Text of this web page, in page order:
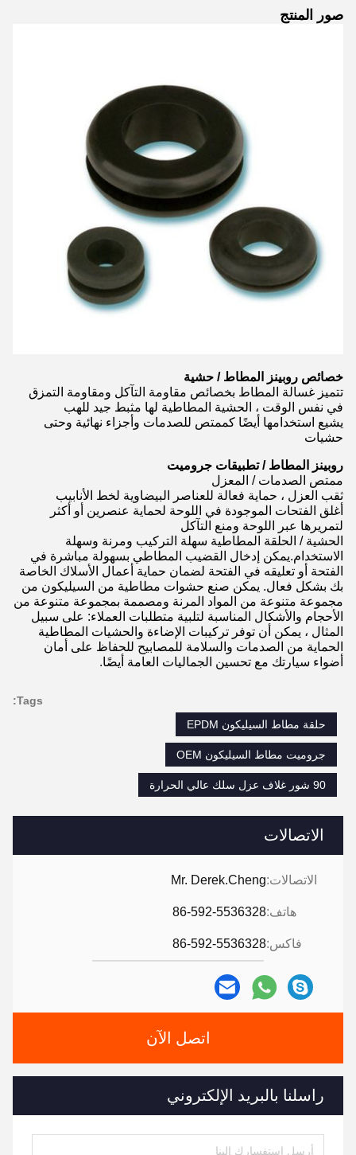
الاتصالات
الاتصالات:Mr. Derek.Cheng
هاتف:86-592-5536328
فاكس:86-592-5536328
اتصل الآن
راسلنا بالبريد الإلكتروني
صور المنتج
خصائص روبينز المطاط / حشية
تتميز غسالة المطاط بخصائص مقاومة التآكل ومقاومة التمزق
في نفس الوقت ، الحشية المطاطية لها مثبط جيد للهب
يشيع استخدامها أيضًا كممتص للصدمات وأجزاء نهائية وحتى
حشيات
روبينز المطاط / تطبيقات جروميت
ممتص الصدمات / المعزل
ثقب العزل ، حماية فعالة للعناصر البيضاوية لخط الأنابيب
أغلق الفتحات الموجودة في اللوحة لحماية عنصرين أو أكثر
لتمريرها عبر اللوحة ومنع التآكل
الحشية / الحلقة المطاطية سهلة التركيب ومرنة وسهلة
الاستخدام.يمكن إدخال القضيب المطاطي بسهولة مباشرة في
الفتحة أو تعليقه في الفتحة لضمان حماية أعمال الأسلاك الخاصة
بك بشكل فعال. يمكن صنع حشوات مطاطية من السيليكون من
مجموعة متنوعة من المواد المرنة ومصممة بمجموعة متنوعة من
الأحجام والأشكال المناسبة لتلبية متطلبات العملاء: على سبيل
المثال ، يمكن أن توفر تركيبات الإضاءة والحشيات المطاطية
الحماية من الصدمات والسلامة للمصابيح للحفاظ على أمان
أضواء سيارتك مع تحسين الجماليات العامة أيضًا.
Tags:
حلقة مطاط السيليكون EPDM
جروميت مطاط السيليكون OEM
90 شور غلاف عزل سلك عالي الحرارة